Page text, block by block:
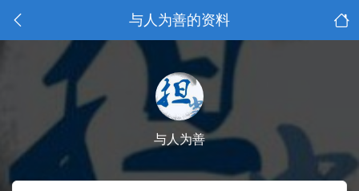
与人为善的资料
与人为善